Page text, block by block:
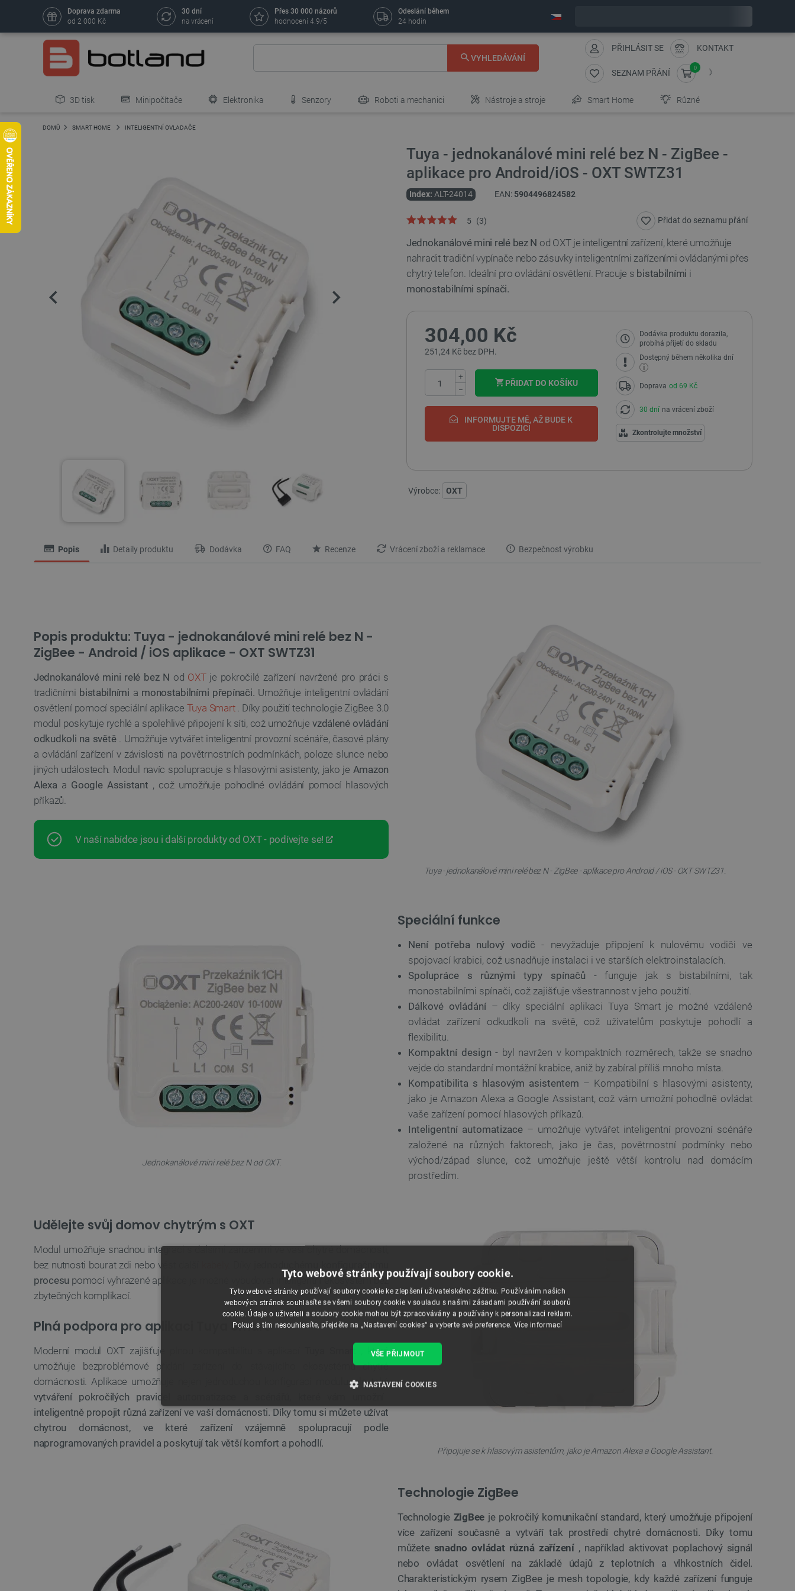
Doprava zdarma
od 2 000 Kč
30 dní
na vrácení
Přes 30 000 názorů
hodnocení 4.9/5
Odeslání během
24 hodin
VYHLEDÁVÁNÍ
PŘIHLÁSIT SE KONTAKT
SEZNAM PŘÁNÍ
0
3D tisk Minipočítače Elektronika Senzory Roboti a mechanici Nástroje a stroje Smart Home Různé
DOMŮ SMART HOME INTELIGENTNÍ OVLADAČE
Tuya - jednokanálové mini relé bez N - ZigBee -
aplikace pro Android/iOS - OXT SWTZ31
Index: ALT-24014 EAN: 5904496824582
5 (3) Přidat do seznamu přání
Jednokanálové mini relé bez N od OXT je inteligentní zařízení, které umožňuje
nahradit tradiční vypínače nebo zásuvky inteligentními zařízeními ovládanými přes
chytrý telefon. Ideální pro ovládání osvětlení. Pracuje s bistabilními i
monostabilními spínači.
304,00 Kč
251,24 Kč bez DPH.
+
−
PŘIDAT DO KOŠÍKU
INFORMUJTE MĚ, AŽ BUDE K
DISPOZICI
Dodávka produktu dorazila,
probíhá přijetí do skladu
Dostępný během několika dní
i
Doprava od 69 Kč
30 dní na vrácení zboží
Zkontrolujte množství
Výrobce: OXT
Popis Detaily produktu Dodávka FAQ Recenze Vrácení zboží a reklamace Bezpečnost výrobku
Popis produktu: Tuya - jednokanálové mini relé bez N -
ZigBee - Android / iOS aplikace - OXT SWTZ31
Jednokanálové mini relé bez N od OXTje pokročilé zařízení navržené pro práci s
tradičními bistabilními a monostabilními přepínači. Umožňuje inteligentní ovládání
osvětlení pomocí speciální aplikace Tuya Smart. Díky použití technologie ZigBee 3.0
modul poskytuje rychlé a spolehlivé připojení k síti, což umožňujevzdálené ovládání
odkudkoli na světě. Umožňuje vytvářet inteligentní provozní scénáře, časové plány
a ovládání zařízení v závislosti na povětrnostních podmínkách, poloze slunce nebo
jiných událostech. Modul navíc spolupracuje s hlasovými asistenty, jako je Amazon
Alexa a Google Assistant , což umožňuje pohodlné ovládání pomocí hlasových
příkazů.
V naší nabídce jsou i další produkty od OXT - podívejte se!
Tuya - jednokanálové mini relé bez N - ZigBee - aplikace pro Android / iOS - OXT SWTZ31.
Jednokanálové mini relé bez N od OXT.
Speciální funkce
Není potřeba nulový vodič - nevyžaduje připojení k nulovému vodiči ve
spojovací krabici, což usnadňuje instalaci i ve starších elektroinstalacích.
Spolupráce s různými typy spínačů - funguje jak s bistabilními, tak
monostabilními spínači, což zajišťuje všestrannost v jeho použití.
Dálkové ovládání– díky speciální aplikaci Tuya Smart je možné vzdáleně
ovládat zařízení odkudkoli na světě, což uživatelům poskytuje pohodlí a
flexibilitu.
Kompaktní design - byl navržen v kompaktních rozměrech, takže se snadno
vejde do standardní montážní krabice, aniž by zabíral příliš mnoho místa.
Kompatibilita s hlasovým asistentem – Kompatibilní s hlasovými asistenty,
jako je Amazon Alexa a Google Assistant, což vám umožní pohodlně ovládat
vaše zařízení pomocí hlasových příkazů.
Inteligentní automatizace – umožňuje vytvářet inteligentní provozní scénáře
založené na různých faktorech, jako je čas, povětrnostní podmínky nebo
východ/západ slunce, což umožňuje ještě větší kontrolu nad domácím
prostředím.
Udělejte svůj domov chytrým s OXT
Modul umožňuje snadnou integraci s dalšími zařízeními ve vaší chytré domácnosti,
bez nutnosti bourat zdi nebo vést další
procesu pomocí vyhrazené aplikace je možné vybudovat inteligentní ekosystém bez
zbytečných komplikací.
Plná podpora pro aplikaci Tuya Smart
Moderní modul OXT zajišťuje plnou kompatibilitu s aplikací
, která
umožňuje bezproblémové přidání zařízení do stávajícího ekosystému chytré
domácnosti. Aplikace umožňuje nejen jednoduchou konfiguraci modulu, ale také
vytváření pokročilých pravidel automatizace a scénářů, které vám umožní
inteligentně propojit různá zařízení ve vaší domácnosti. Díky tomu si můžete užívat
chytrou domácnost, ve které zařízení vzájemně spolupracují podle
naprogramovaných pravidel a poskytují tak větší komfort a pohodlí.
Připojuje se k hlasovým asistentům, jako je Amazon Alexa a Google Assistant.
Technologie ZigBee
Technologie ZigBee je pokročilý komunikační standard, který umožňuje připojení
více zařízení současně a vytváří tak prostředí chytré domácnosti. Díky tomu
můžete snadno ovládat různá zařízení, například aktivovat poplachový signál
nebo ovládat osvětlení na základě údajů z teplotních a vlhkostních čidel.
Charakteristickým rysem ZigBee je mesh topologie, kdy každé zařízení funguje
Tyto webové stránky používají soubory cookie.
Tyto webové stránky používají soubory cookie ke zlepšení uživatelského zážitku. Používáním našich
webových stránek souhlasíte se všemi soubory cookie v souladu s našimi zásadami používání souborů
cookie. Údaje o uživateli a soubory cookie mohou být zpracovávány a používány k personalizaci reklam.
Pokud s tím nesouhlasíte, přejděte na „Nastavení cookies“ a vyberte své preference. Více informací
VŠE PŘIJMOUT
NASTAVENÍ COOKIES
NEZBYTNĚ NUTNÉ SOUBORY VÝKONOVÉ SOUBORY SOUBORY CÍLENÍ
FUNKČNÍ SOUBORY
Výkonové soubory Soubory cílení Funkční soubory
Nezbytně nutné soubory cookie umožňují základní funkce webových stránek, jako je přihlášení uživatele a správa účtu. Webové stránky nelze bez
Poskytovatel
Doména
Popis
.botland.cz
Tento cookie se používá k jedinečné identifikaci zařízení, která mají přístup k
webové stránce, aby sledovala používání a zlepšila uživatelskou zkušenost.